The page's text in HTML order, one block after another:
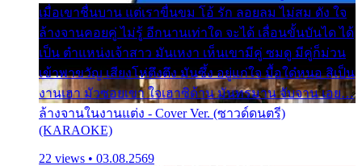
เมื่อเขาชื่นบาน แต่เราขื่นขม โอ้ รัก ลอยลม ไม่สม ดัง ใจ
ล้างจานคอยคู่ ไม่รู้ อีกนานเท่าใด จะได้ เลื่อนขั้นบันได ได้
เป็น ตำแหน่งเจ้าสาว มันเหงา เห็นเขามีคู่ ซมดู มีคู่ก็ม่วน
เข้าพาขวัญ เสียงโห่ตึงตึง มันซึ้ง อยู่แก่ใจ มื้อใด๋หนอ สิเป็น
งานเฮา มัวซอยเขา ใจเฮาซิด้าน มันทรมาน จับจาน เอย…
ล้างจานในงานแต่ง - Cover Ver. (ซาวด์ดนตรี)
(KARAOKE)
22 views • 03.08.2569